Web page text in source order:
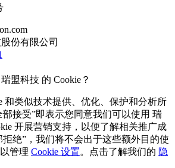
份有限公司
盟科技 的 Cookie？
和类似技术提供、优化、保护和分析所
接受”即表示您同意我们可以使用 瑞
开展营销支持，以便了解相关推广成
绝”，我们将不会出于这些额外目的使
管理 Cookie 设置。点击了解我们的 隐